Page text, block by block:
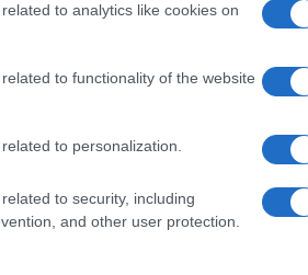
to analytics like cookies on
to functionality of the website
to personalization.
to security, including
and other user protection.
|Pubblicità|Segnala